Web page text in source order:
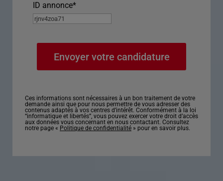
ID annonce*
Ces informations sont nécessaires à un bon traitement de votre
demande ainsi que pour nous permettre de vous adresser des
contenus adaptés à vos centres d’intérêt. Conformément à la loi
“informatique et libertés”, vous pouvez exercer votre droit d’accès
aux données vous concernant en nous contactant. Consultez
notre page « Politique de confidentialité » pour en savoir plus.